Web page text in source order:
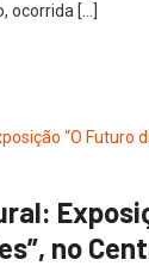
ocorrida […]
no